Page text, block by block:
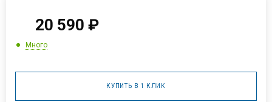
20 590 ₽
Много
КУПИТЬ В 1 КЛИК